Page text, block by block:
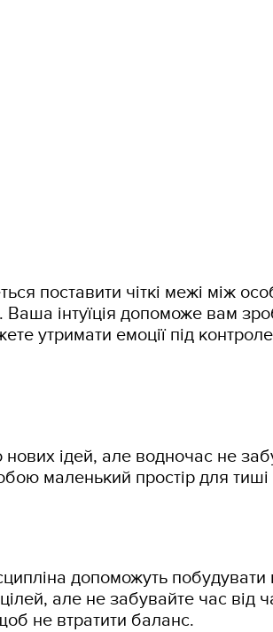
поставити чіткі межі між
інтуїція допоможе вам
утримати емоції під
нових ідей, але водночас не
маленький простір для тиші
допоможуть
але не забувайте час від
не втратити баланс.